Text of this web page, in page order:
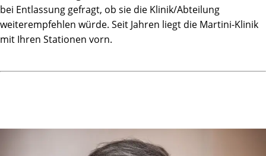
Von Ovid in Versen und Bildern notiert als Ars amatoria,
Die lustvoll und zärtlich in Gleichnissen zeigen,
Wie Amor erscheint im lieblichen Reigen,
Um Leidenschaft zu entfachen, ganz ohne Rezept ...
Testosteronmangel verebbt!
Träume ich oft von den Martinis - den vielen - noch heute,
Fühlend deren menschliche Wärme und Pflege; ach, liebe
bei Entlassung gefragt, ob sie die Klinik/Abteilung
weiterempfehlen würde. Seit Jahren liegt die Martini-Klinik
mit Ihren Stationen vorn.